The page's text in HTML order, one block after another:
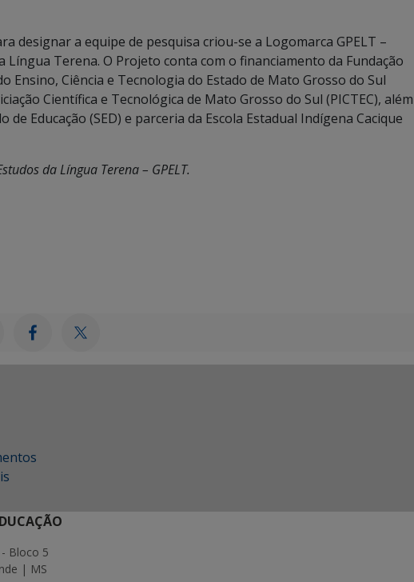
designar a equipe de pesquisa criou-se a Logomarca GPELT –
Língua Terena. O Projeto conta com o financiamento da Fundação
Ensino, Ciência e Tecnologia do Estado de Mato Grosso do Sul
Científica e Tecnológica de Mato Grosso do Sul (PICTEC), além
de Educação (SED) e parceria da Escola Estadual Indígena Cacique
da Língua Terena – GPELT.
Bloco 5
| MS